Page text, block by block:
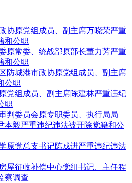
协原党组成员、副主席万晓荣严重
和公职
原常委、统战部原部长董力芳严重
和公职
防城港市政协原党组成员、副主席
公职
党组成员、副主席陈建林严重违纪
职
判委员会原专职委员、执行局局
本毅严重违纪违法被开除党籍和公
原党总支书记陈成进严重违纪违法
屋征收补偿中心党组书记、主任程
察调查